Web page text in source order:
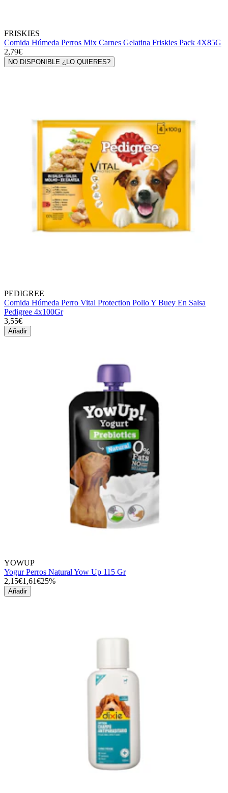
FRISKIES
Comida Húmeda Perros Mix Carnes Gelatina Friskies Pack 4X85G
2,79€
NO DISPONIBLE ¿LO QUIERES?
PEDIGREE
Comida Húmeda Perro Vital Protection Pollo Y Buey En Salsa
Pedigree 4x100Gr
3,55€
Añadir
YOWUP
Yogur Perros Natural Yow Up 115 Gr
2,15€1,61€25%
Añadir